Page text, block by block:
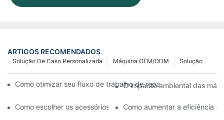
ARTIGOS RECOMENDADOS
Solução
Máquina OEM/ODM
Solução De Caso Personalizada
Como otimizar seu fluxo de trabalho de reparo de celulares
O impacto ambiental das
Como escolher os acessórios certos para sua máquina de
Como aumentar a eficiência